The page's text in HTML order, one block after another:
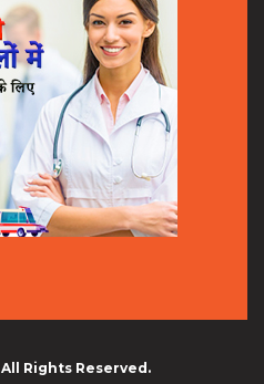
All Rights Reserved.